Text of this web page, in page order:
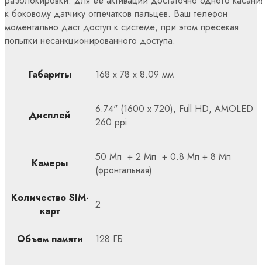
к боковому датчику отпечатков пальцев. Ваш телефон
моментально даст доступ к системе, при этом пресекая
попытки несанкционированного доступа.
Габариты 168 x 78 x 8.09 мм
Дисплей
6.74" (1600 x 720), Full HD, AMOLED
260 ppi
Камеры
50 Мп + 2 Мп + 0.8 Мп + 8 Мп
(фронтальная)
Количество SIM-
карт
2
Объем памяти 128 ГБ